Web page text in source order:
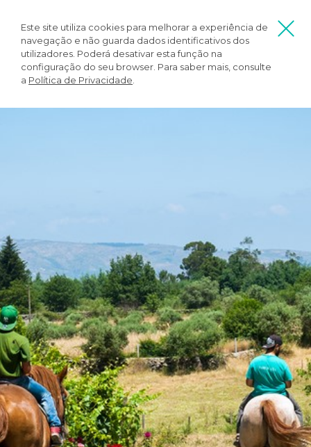
Este site utiliza cookies para melhorar a experiência de
navegação e não guarda dados identificativos dos
utilizadores. Poderá desativar esta função na
configuração do seu browser. Para saber mais, consulte
a Política de Privacidade